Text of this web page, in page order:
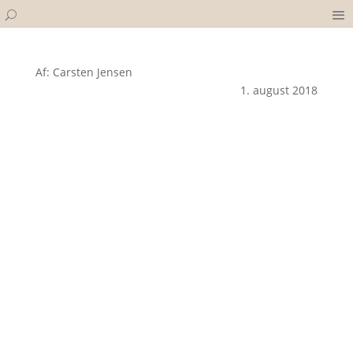
Af: Carsten Jensen
1. august 2018